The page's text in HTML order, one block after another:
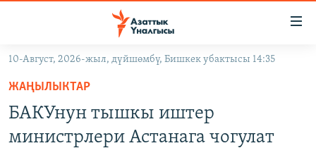
Навигацияга
өтүңүз
Издөөгө
салыңызКЫРГЫЗСТАН
10-Август, 2026-жыл, дүйшөмбү, Бишкек убактысы 14:35
ЖАҢЫЛЫКТАР
БАКУнун тышкы иштер
министрлери Астанага чогулат